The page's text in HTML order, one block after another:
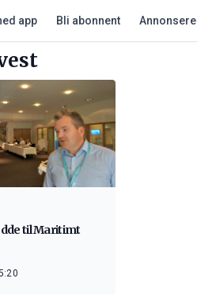
app Bli abonnent Annonsere
til Maritimt